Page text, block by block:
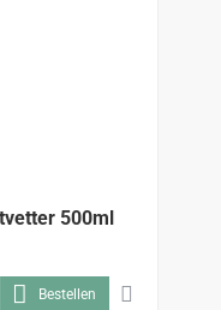
500ml
Bestellen